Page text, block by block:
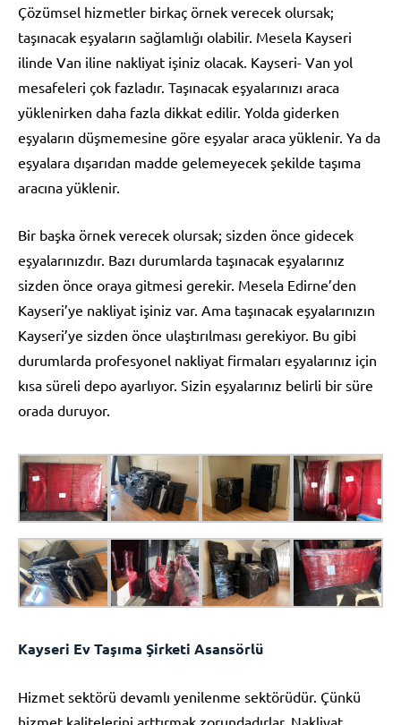
Çözümsel hizmetler birkaç örnek verecek olursak;
taşınacak eşyaların sağlamlığı olabilir. Mesela Kayseri
ilinde Van iline nakliyat işiniz olacak. Kayseri- Van yol
mesafeleri çok fazladır. Taşınacak eşyalarınızı araca
yüklenirken daha fazla dikkat edilir. Yolda giderken
eşyaların düşmemesine göre eşyalar araca yüklenir. Ya da
eşyalara dışarıdan madde gelemeyecek şekilde taşıma
aracına yüklenir.
Bir başka örnek verecek olursak; sizden önce gidecek
eşyalarınızdır. Bazı durumlarda taşınacak eşyalarınız
sizden önce oraya gitmesi gerekir. Mesela Edirne’den
Kayseri’ye nakliyat işiniz var. Ama taşınacak eşyalarınızın
Kayseri’ye sizden önce ulaştırılması gerekiyor. Bu gibi
durumlarda profesyonel nakliyat firmaları eşyalarınız için
kısa süreli depo ayarlıyor. Sizin eşyalarınız belirli bir süre
orada duruyor.
Kayseri Ev Taşıma Şirketi Asansörlü
Hizmet sektörü devamlı yenilenme sektörüdür. Çünkü
hizmet kalitelerini arttırmak zorundadırlar. Nakliyat